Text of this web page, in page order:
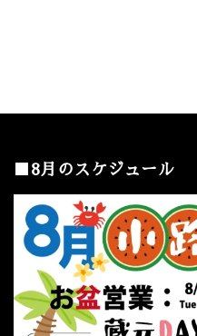
■8月のスケジュール